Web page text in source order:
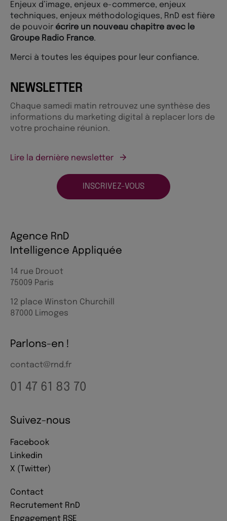
Enjeux d’image, enjeux e-commerce, enjeux
techniques, enjeux méthodologiques, RnD est fière
de pouvoir écrire un nouveau chapitre avec le
Groupe Radio France.
Merci à toutes les équipes pour leur confiance.
NEWSLETTER
Chaque samedi matin retrouvez une synthèse des
informations du marketing digital à replacer lors de
votre prochaine réunion.
Lire la dernière newsletter
INSCRIVEZ-VOUS
Agence RnD
Intelligence Appliquée
14 rue Drouot
75009 Paris
12 place Winston Churchill
87000 Limoges
Parlons-en !
contact@rnd.fr
01 47 61 83 70
Suivez-nous
Facebook
Linkedin
X (Twitter)
Contact
Recrutement RnD
Engagement RSE